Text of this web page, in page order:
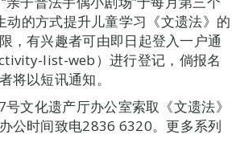
的方式提升儿童学习《文遗法》的
，有兴趣者可由即日起登入一户通
list-web）进行登记，倘报名
将以短讯通知。
文化遗产厅办公室索取《文遗法》
公时间致电2836 6320。更多系列